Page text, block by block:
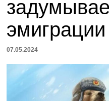
эмиграции
07.05.2024